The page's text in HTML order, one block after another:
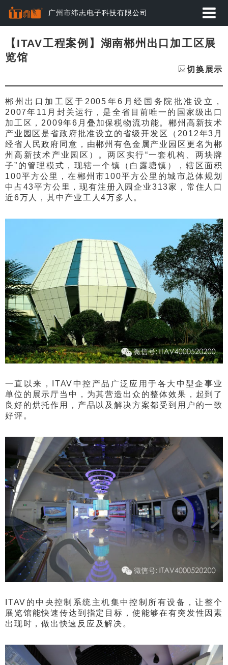
广州市纬志电子科技有限公司
首页
应用方案
产品中心
动态资讯
经典案例
关于纬志
服务与下载
【ITAV工程案例】湖南郴州出口加工区展
览馆
切换展示
郴州出口加工区于2005年6月经国务院批准设立，
2007年11月封关运行，是全省目前唯一的国家级出口
加工区，2009年6月叠加保税物流功能。郴州高新技术
产业园区是省政府批准设立的省级开发区（2012年3月
经省人民政府同意，由郴州有色金属产业园区更名为郴
州高新技术产业园区）。两区实行“一套机构、两块牌
子”的管理模式，现辖一个镇（白露塘镇），辖区面积
100平方公里，在郴州市100平方公里的城市总体规划
中占43平方公里，现有注册入园企业313家，常住人口
近6万人，其中产业工人4万多人。
一直以来，ITAV中控产品广泛应用于各大中型企事业
单位的展示厅当中，为其营造出众的整体效果，起到了
良好的烘托作用，产品以及解决方案都受到用户的一致
好评。
ITAV的中央控制系统主机集中控制所有设备，让整个
展览馆能快速传达到指定目标，使能够在有突发性因素
出现时，做出快速反应及解决。